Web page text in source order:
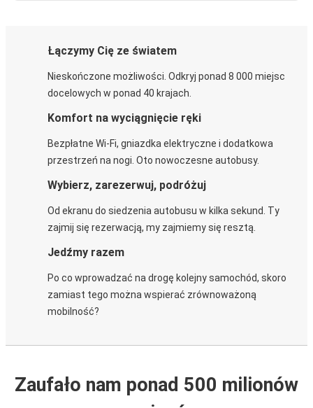
Łączymy Cię ze światem
Nieskończone możliwości. Odkryj ponad 8 000 miejsc
docelowych w ponad 40 krajach.
Komfort na wyciągnięcie ręki
Bezpłatne Wi-Fi, gniazdka elektryczne i dodatkowa
przestrzeń na nogi. Oto nowoczesne autobusy.
Wybierz, zarezerwuj, podróżuj
Od ekranu do siedzenia autobusu w kilka sekund. Ty
zajmij się rezerwacją, my zajmiemy się resztą.
Jedźmy razem
Po co wprowadzać na drogę kolejny samochód, skoro
zamiast tego można wspierać zrównoważoną
mobilność?
Zaufało nam ponad 500 milionów